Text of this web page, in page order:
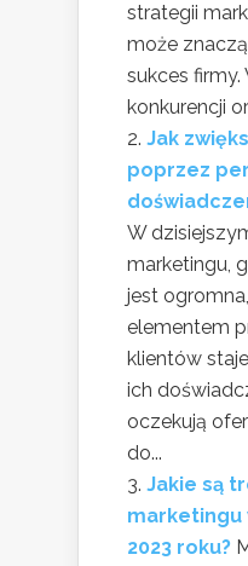
strategii
może
sukces
konkurencji
Jak
poprzez
W
marketingu,
jest
elementem
klientów
ich
oczekują
do...
Jakie są
marketingu
2023 roku?